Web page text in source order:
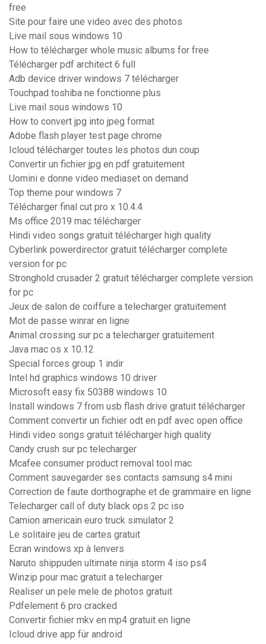
free
Site pour faire une video avec des photos
Live mail sous windows 10
How to télécharger whole music albums for free
Télécharger pdf architect 6 full
Adb device driver windows 7 télécharger
Touchpad toshiba ne fonctionne plus
Live mail sous windows 10
How to convert jpg into jpeg format
Adobe flash player test page chrome
Icloud télécharger toutes les photos dun coup
Convertir un fichier jpg en pdf gratuitement
Uomini e donne video mediaset on demand
Top theme pour windows 7
Télécharger final cut pro x 10.4.4
Ms office 2019 mac télécharger
Hindi video songs gratuit télécharger high quality
Cyberlink powerdirector gratuit télécharger complete
version for pc
Stronghold crusader 2 gratuit télécharger complete version
for pc
Jeux de salon de coiffure a telecharger gratuitement
Mot de passe winrar en ligne
Animal crossing sur pc a telecharger gratuitement
Java mac os x 10.12
Special forces group 1 indir
Intel hd graphics windows 10 driver
Microsoft easy fix 50388 windows 10
Install windows 7 from usb flash drive gratuit télécharger
Comment convertir un fichier odt en pdf avec open office
Hindi video songs gratuit télécharger high quality
Candy crush sur pc telecharger
Mcafee consumer product removal tool mac
Comment sauvegarder ses contacts samsung s4 mini
Correction de faute dorthographe et de grammaire en ligne
Telecharger call of duty black ops 2 pc iso
Camion americain euro truck simulator 2
Le solitaire jeu de cartes gratuit
Ecran windows xp à lenvers
Naruto shippuden ultimate ninja storm 4 iso ps4
Winzip pour mac gratuit a telecharger
Realiser un pele mele de photos gratuit
Pdfelement 6 pro cracked
Convertir fichier mkv en mp4 gratuit en ligne
Icloud drive app für android